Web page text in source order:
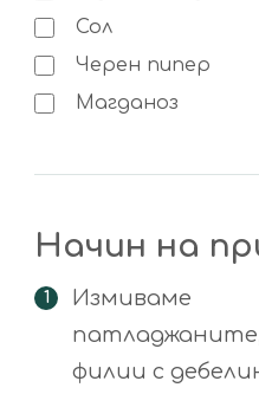
Сол
Черен пипер
Магданоз
Начин на
Измиваме
филии с